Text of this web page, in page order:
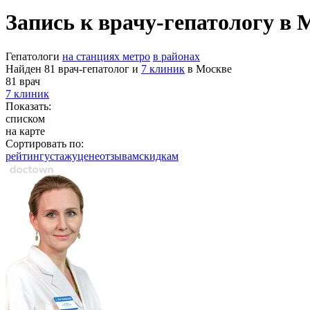
Запись к врачу-гепатологу в
Гепатологи на станциях метро в районах
Найден 81 врач-гепатолог и 7 клиник в Москве
81 врач
7 клиник
Показать:
списком
на карте
Сортировать по:
рейтингустажуценеотзывамcкидкам